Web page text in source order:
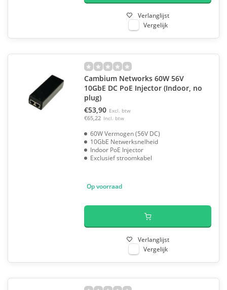
Verlanglijst
Vergelijk
Cambium Networks 60W 56V
10GbE DC PoE Injector (Indoor, no
plug)
€53,90 Excl. btw
€65,22 Incl. btw
60W Vermogen (56V DC)
10GbE Netwerksnelheid
Indoor PoE Injector
Exclusief stroomkabel
Op voorraad
Verlanglijst
Vergelijk